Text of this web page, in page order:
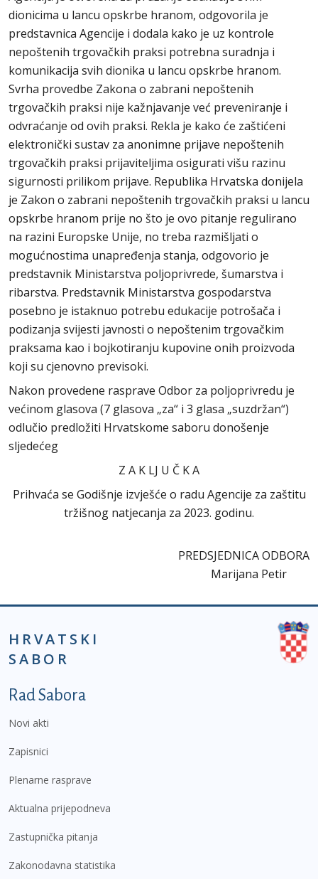
dionicima u lancu opskrbe hranom, odgovorila je
predstavnica Agencije i dodala kako je uz kontrole
nepoštenih trgovačkih praksi potrebna suradnja i
komunikacija svih dionika u lancu opskrbe hranom.
Svrha provedbe Zakona o zabrani nepoštenih
trgovačkih praksi nije kažnjavanje već preveniranje i
odvraćanje od ovih praksi. Rekla je kako će zaštićeni
elektronički sustav za anonimne prijave nepoštenih
trgovačkih praksi prijaviteljima osigurati višu razinu
sigurnosti prilikom prijave. Republika Hrvatska donijela
je Zakon o zabrani nepoštenih trgovačkih praksi u lancu
opskrbe hranom prije no što je ovo pitanje regulirano
na razini Europske Unije, no treba razmišljati o
mogućnostima unapređenja stanja, odgovorio je
predstavnik Ministarstva poljoprivrede, šumarstva i
ribarstva. Predstavnik Ministarstva gospodarstva
posebno je istaknuo potrebu edukacije potrošača i
podizanja svijesti javnosti o nepoštenim trgovačkim
praksama kao i bojkotiranju kupovine onih proizvoda
koji su cjenovno previsoki.
Nakon provedene rasprave Odbor za poljoprivredu je
većinom glasova (7 glasova „za“ i 3 glasa „suzdržan“)
odlučio predložiti Hrvatskome saboru donošenje
sljedećeg
Z A K LJ U Č K A
Prihvaća se Godišnje izvješće o radu Agencije za zaštitu
tržišnog natjecanja za 2023. godinu.
PREDSJEDNICA ODBORA
Marijana Petir
HRVATSKI
SABOR
Podnožje prvi izbornik
Rad Sabora
Novi akti
Zapisnici
Plenarne rasprave
Aktualna prijepodneva
Zastupnička pitanja
Zakonodavna statistika